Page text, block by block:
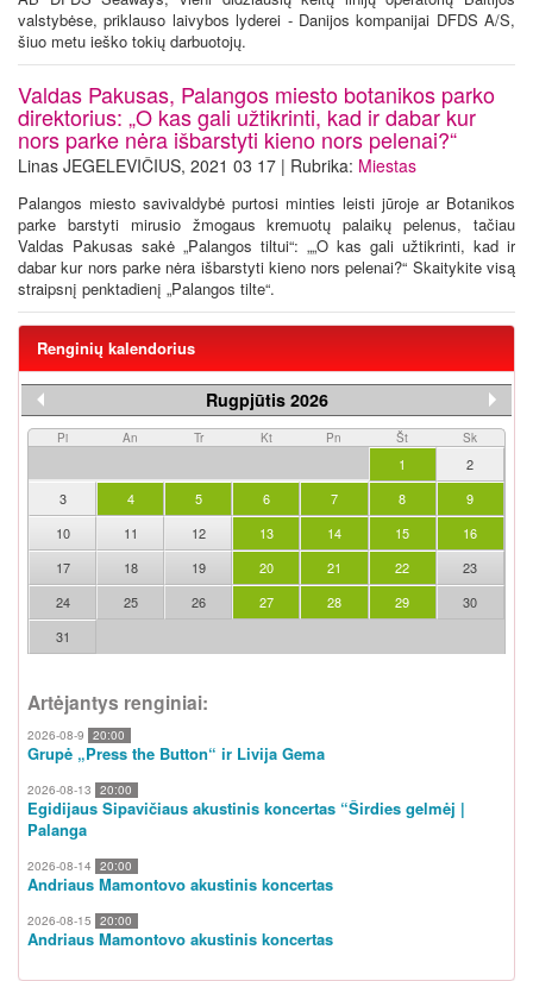
valstybėse, priklauso laivybos lyderei - Danijos kompanijai DFDS A/S,
šiuo metu ieško tokių darbuotojų.
Valdas Pakusas, Palangos miesto botanikos parko
direktorius: „O kas gali užtikrinti, kad ir dabar kur
nors parke nėra išbarstyti kieno nors pelenai?“
Linas JEGELEVIČIUS, 2021 03 17 | Rubrika: Miestas
Palangos miesto savivaldybė purtosi minties leisti jūroje ar Botanikos
parke barstyti mirusio žmogaus kremuotų palaikų pelenus, tačiau
Valdas Pakusas sakė „Palangos tiltui“: „„O kas gali užtikrinti, kad ir
dabar kur nors parke nėra išbarstyti kieno nors pelenai?“ Skaitykite visą
straipsnį penktadienį „Palangos tilte“.
Renginių kalendorius
Rugpjūtis 2026
Pi An Tr Kt Pn Št Sk
1
2
3
4 5 6 7 8
9
10
11 12 13 14 15
16
17
18 19 20 21 22
23
24
25 26 27 28 29
30
31
Artėjantys renginiai:
2026-08-9 20:00
Grupė „Press the Button“ ir Livija Gema
2026-08-13 20:00
Egidijaus Sipavičiaus akustinis koncertas “Širdies gelmėj |
Palanga
2026-08-14 20:00
Andriaus Mamontovo akustinis koncertas
2026-08-15 20:00
Andriaus Mamontovo akustinis koncertas